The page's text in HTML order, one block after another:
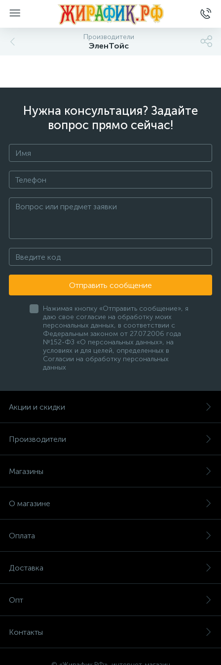
Производители
ЭленТойс
Нужна консультация? Задайте
вопрос прямо сейчас!
Отправить сообщение
Нажимая кнопку «Отправить сообщение», я
даю свое согласие на обработку моих
персональных данных, в соответствии с
Федеральным законом от 27.07.2006 года
№152-ФЗ «О персональных данных», на
условиях и для целей, определенных в
Согласии на обработку персональных
данных
Акции и скидки
Производители
Магазины
О магазине
Оплата
Доставка
Опт
Контакты